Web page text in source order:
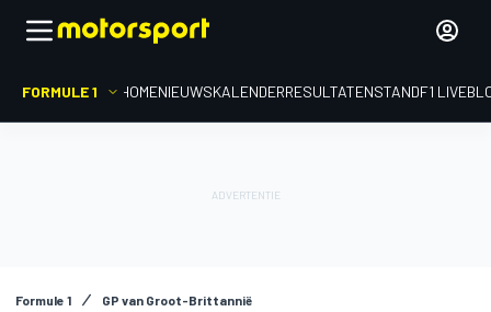
FORMULE 1 HOMENIEUWSKALENDERRESULTATENSTANDF1
Formule 1 GP van Groot-Brittannië